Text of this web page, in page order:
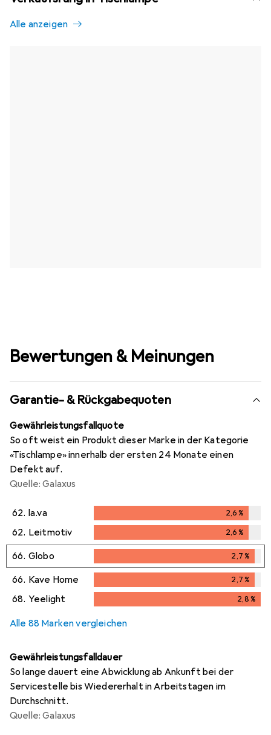
Alle anzeigen
Bewertungen & Meinungen
Garantie- & Rückgabequoten
Gewährleistungsfallquote
So oft weist ein Produkt dieser Marke in der Kategorie
«Tischlampe» innerhalb der ersten 24 Monate einen
Defekt auf.
Quelle: Galaxus
62. la.va 2,6%
2,6%
62. Leitmotiv 2,6%
2,6%
66. Globo 2,7%
2,7%
66. Kave Home 2,7%
2,7%
68. Yeelight 2,8%
Alle 88 Marken vergleichen
Gewährleistungsfalldauer
So lange dauert eine Abwicklung ab Ankunft bei der
Servicestelle bis Wiedererhalt in Arbeitstagen im
Durchschnitt.
Quelle: Galaxus